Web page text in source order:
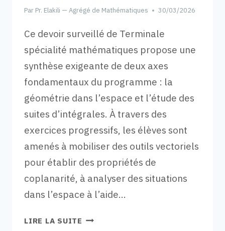
Par Pr. Elakili — Agrégé de Mathématiques 30/03/2026
Ce devoir surveillé de Terminale
spécialité mathématiques propose une
synthèse exigeante de deux axes
fondamentaux du programme : la
géométrie dans l’espace et l’étude des
suites d’intégrales. À travers des
exercices progressifs, les élèves sont
amenés à mobiliser des outils vectoriels
pour établir des propriétés de
coplanarité, à analyser des situations
dans l’espace à l’aide…
LIRE LA SUITE DS